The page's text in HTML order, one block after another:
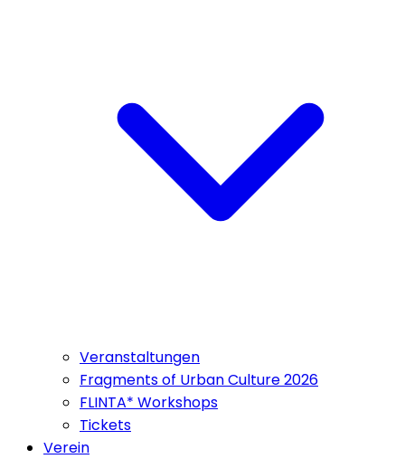
Veranstaltungen
Fragments of Urban Culture 2026
FLINTA* Workshops
Tickets
Verein